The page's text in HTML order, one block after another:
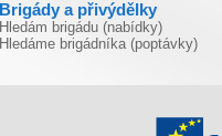
Brigády a přivýdělky
Hledám brigádu (nabídky)
Hledáme brigádníka (poptávky)